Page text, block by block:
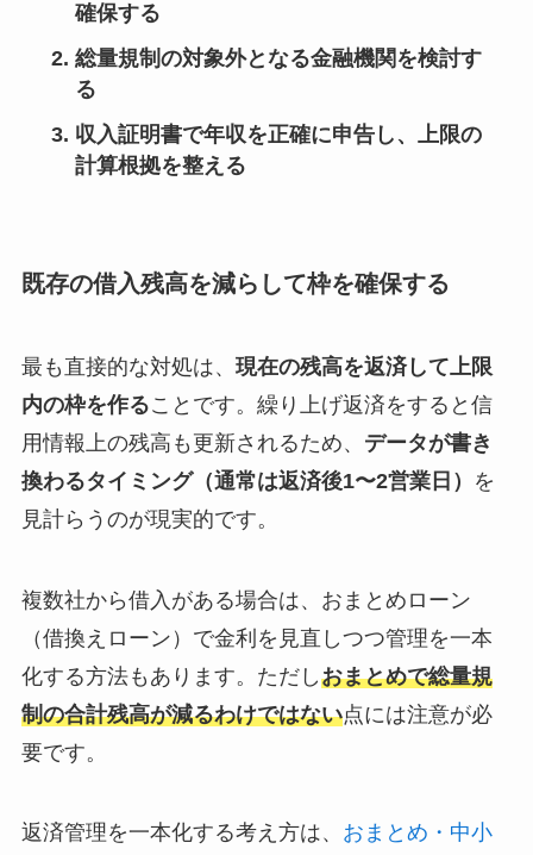
確保する
総量規制の対象外となる金融機関を検討す
る
収入証明書で年収を正確に申告し、上限の
計算根拠を整える
既存の借入残高を減らして枠を確保する
最も直接的な対処は、 現在の残高を返済して上限
内の枠を作ることです。繰り上げ返済をすると信
用情報上の残高も更新されるため、 データが書き
換わるタイミング（通常は返済後1〜2営業日）
を
見計らうのが現実的です。
複数社から借入がある場合は、おまとめローン
（借換えローン）で金利を見直しつつ管理を一本
化する方法もあります。ただしおまとめで総量規
制の合計残高が減るわけではない点には注意が必
要です。
返済管理を一本化する考え方は、 おまとめ・中小